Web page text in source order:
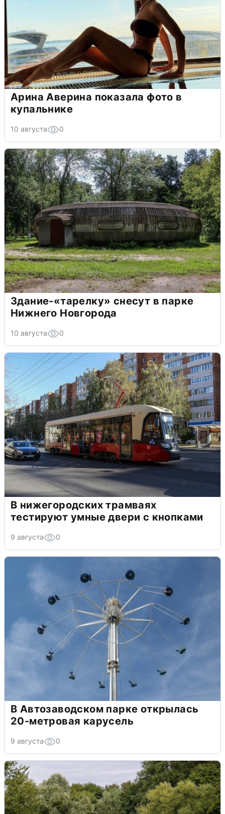
Арина Аверина показала фото в
купальнике
10 августа 0
Здание-«тарелку» снесут в парке
Нижнего Новгорода
10 августа 0
В нижегородских трамваях
тестируют умные двери с кнопками
9 августа 0
В Автозаводском парке открылась
20-метровая карусель
9 августа 0